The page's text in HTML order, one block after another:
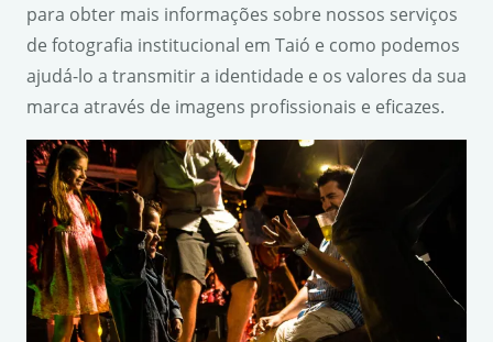
para obter mais informações sobre nossos serviços
de fotografia institucional em Taió e como podemos
ajudá-lo a transmitir a identidade e os valores da sua
marca através de imagens profissionais e eficazes.